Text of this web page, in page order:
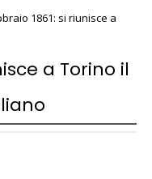
1861: si riunisce a
a Torino il